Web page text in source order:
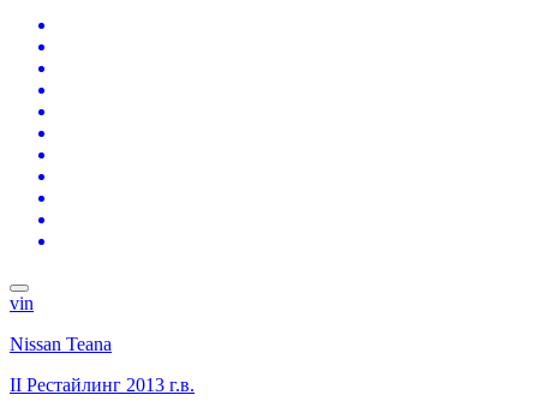
vin
Nissan Teana
II Рестайлинг 2013 г.в.